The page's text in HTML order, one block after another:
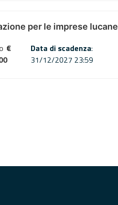
per le imprese lucane
€
Data di scadenza:
31/12/2027 23:59